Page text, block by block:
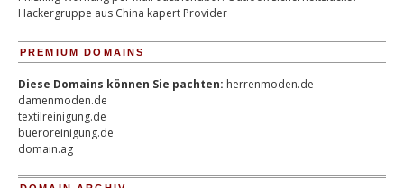
Hackergruppe aus China kapert Provider
PREMIUM DOMAINS
Diese Domains können Sie pachten: herrenmoden.de
damenmoden.de
textilreinigung.de
bueroreinigung.de
domain.ag